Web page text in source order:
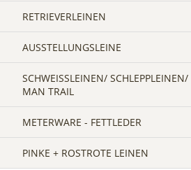
RETRIEVERLEINEN
AUSSTELLUNGSLEINE
SCHWEISSLEINEN/ SCHLEPPLEINEN/ M
AN TRAIL
METERWARE - FETTLEDER
PINKE + ROSTROTE LEINEN